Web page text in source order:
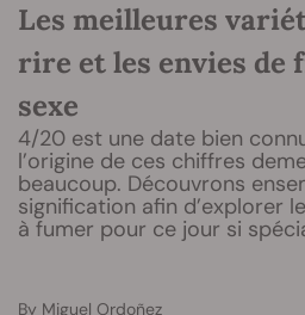
Les meilleures
rire et les envies de
sexe
4/20 est une date bien
l’origine de ces chiffres
beaucoup. Découvrons
signification afin d’explorer
à fumer pour ce jour si
By Miguel Ordoñez